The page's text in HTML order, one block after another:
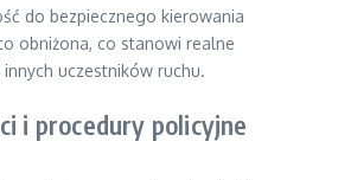
do bezpiecznego kierowania
obniżona, co stanowi realne
uczestników ruchu.
i procedury policyjne